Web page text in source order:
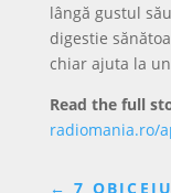
lângă gustul
digestie
chiar ajuta la
Read the full
radiomania.ro/
←7